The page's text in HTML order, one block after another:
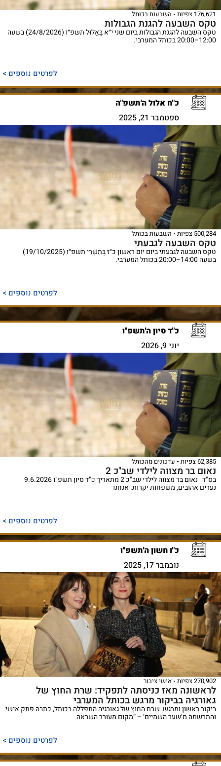
176,621 צפיות השבעות בכותל
טקס השבעה להגנת הגבולות
טקס השבעה להגנת הגבולות ביום שני י״א בֶּאֱלוּל תשפ״ו (24/8/2026) בשעה
12:00–20:00 בכותל המערבי.
לפרטים נוספים >
כ"ח אלול ה'תשפ"ה
ספטמבר 21, 2025
500,284 צפיות השבעות בכותל
טקס השבעה לגבעתי
טקס השבעה לגבעתי ביום יום ראשון כ״ז בְּתִשְׁרֵי תשפ״ו (19/10/2025)
בשעה 14:00–20:00 בכותל המערבי.
לפרטים נוספים >
כ"ד סיון ה'תשפ"ו
יוני 9, 2026
62,385 צפיות עדכונים מהכותל
נאום בר מצווה לילדי שב"כ 2
נערים אהובים, משפחות יקרות. אנחנו
לפרטים נוספים >
כ"ו חשון ה'תשפ"ו
נובמבר 17, 2025
270,902 צפיות אישי ציבור
לראשונה מאז כניסתה לתפקיד: שרת החוץ של
גאורגיה בביקור מרגש בכותל המערבי
ביקור ראשון ומרגש: שרת החוץ של גאורגיה התפללה בכותל, כתבה פתק אישי
והתרשמה מ‘שער השמיים’ – “מקום מעורר השראה
לפרטים נוספים >